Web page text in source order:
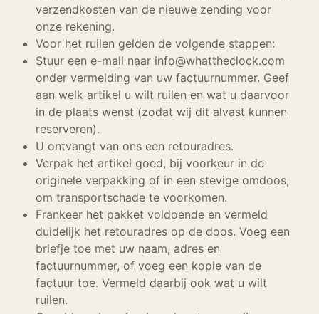
verzendkosten van de nieuwe zending voor
onze rekening.
Voor het ruilen gelden de volgende stappen:
Stuur een e-mail naar info@whattheclock.com
onder vermelding van uw factuurnummer. Geef
aan welk artikel u wilt ruilen en wat u daarvoor
in de plaats wenst (zodat wij dit alvast kunnen
reserveren).
U ontvangt van ons een retouradres.
Verpak het artikel goed, bij voorkeur in de
originele verpakking of in een stevige omdoos,
om transportschade te voorkomen.
Frankeer het pakket voldoende en vermeld
duidelijk het retouradres op de doos. Voeg een
briefje toe met uw naam, adres en
factuurnummer, of voeg een kopie van de
factuur toe. Vermeld daarbij ook wat u wilt
ruilen.